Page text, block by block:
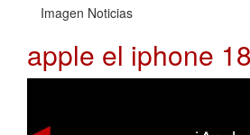
Imagen Noticias
apple el iphone